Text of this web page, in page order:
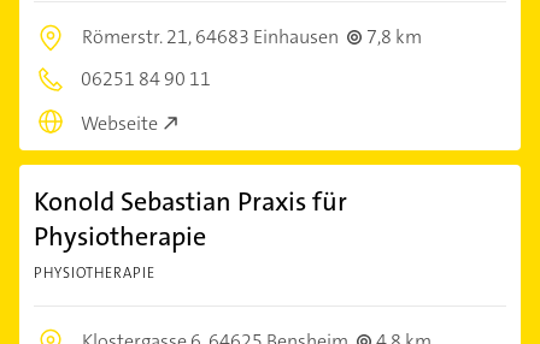
Römerstr. 21,64683 Einhausen
7,8 km
06251 84 90 11
Webseite
Konold Sebastian Praxis für
Physiotherapie
PHYSIOTHERAPIE